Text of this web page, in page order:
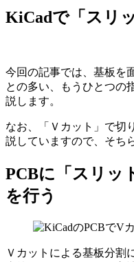
KiCadで「スリ
今回の記事では、基板を
との多い、もうひとつの
説します。
なお、「Ｖカット」で切
説していますので、そち
PCBに「スリッ
を行う
Ｖカットによる基板分割